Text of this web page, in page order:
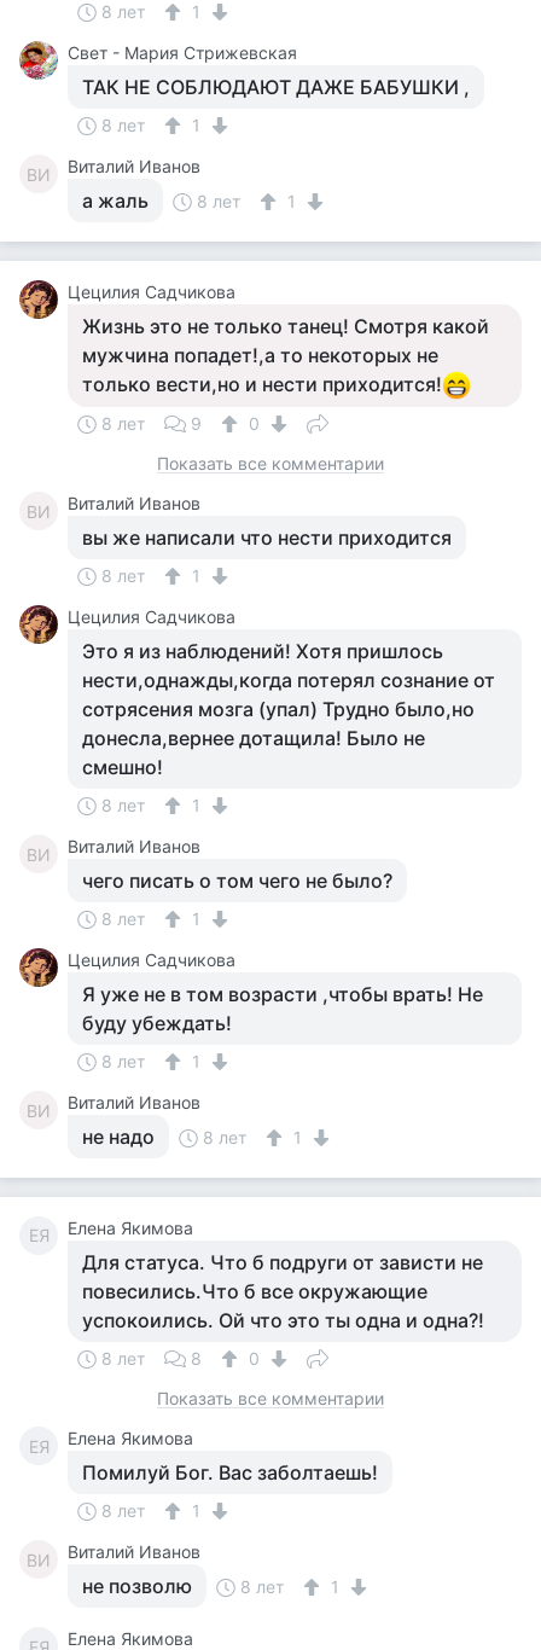
8 лет
1
Свет - Мария Стрижевская
ТАК НЕ СОБЛЮДАЮТ ДАЖЕ БАБУШКИ ,
8 лет 1
ВИ Виталий Иванов
а жаль 8 лет 1
Цецилия Садчикова
Жизнь это не только танец! Смотря какой
мужчина попадет!,а то некоторых не
только вести,но и нести приходится!
8 лет 9
0
Показать все комментарии
ВИ Виталий Иванов
вы же написали что нести приходится
8 лет
1
Цецилия Садчикова
Это я из наблюдений! Хотя пришлось
нести,однажды,когда потерял сознание от
сотрясения мозга (упал) Трудно было,но
донесла,вернее дотащила! Было не
смешно!
8 лет 1
ВИ Виталий Иванов
чего писать о том чего не было?
8 лет
1
Цецилия Садчикова
Я уже не в том возрасти ,чтобы врать! Не
буду убеждать!
8 лет 1
ВИ Виталий Иванов
не надо 8 лет 1
ЕЯ Елена Якимова
Для статуса. Что б подруги от зависти не
повесились.Что б все окружающие
успокоились. Ой что это ты одна и одна?!
8 лет 8
0
Показать все комментарии
ЕЯ Елена Якимова
Помилуй Бог. Вас заболтаешь!
8 лет 1
ВИ Виталий Иванов
не позволю 8 лет 1
Елена Якимова